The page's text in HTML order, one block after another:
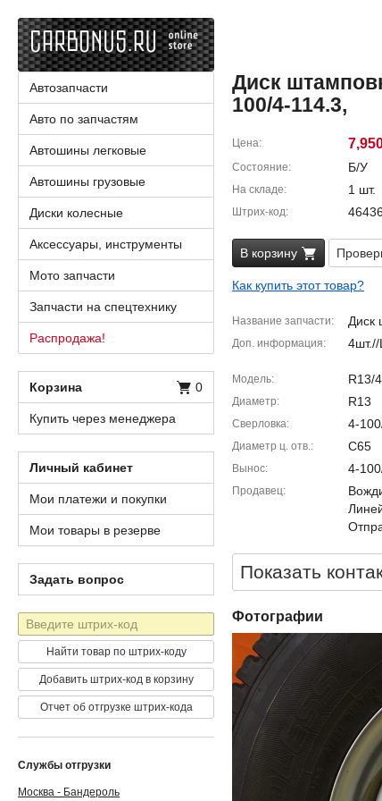
Диск
100/4-114.3,
Цена
Состояние Б/У
На складе 1 шт.
Штрих-код
В корзину
Как купить этот товар?
Название запчасти Диск
Доп. информация
Модель R13/
Диаметр R13
Сверловка 4-
Диаметр ц. отв. C65
Вынос 4-
Продавец
Показать
Фотографии
Автозапчасти
Авто по запчастям
Автошины легковые
Автошины грузовые
Диски колесные
Аксессуары, инструменты
Мото запчасти
Запчасти на спецтехнику
Распродажа!
Корзина 0
Купить через менеджера
Личный кабинет
Мои платежи и покупки
Мои товары в резерве
Задать вопрос
Штрих-
код
Найти товар по штрих-коду
Добавить штрих-код в корзину
Отчет об отгрузке штрих-кода
Службы отгрузки
Москва - Бандероль